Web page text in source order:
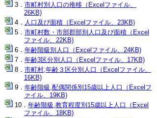
市町村別人口の推移（Excelファイル、
26KB)
人口及び面積（Excelファイル、23KB)
市町村数・市部郡部別人口及び面積（Excel
ファイル、22KB)
年齢階級別人口（Excelファイル、24KB)
年齢3区分別人口（Excelファイル、17KB)
市町村,年齢３区分別人口（Excelファイル、
16KB)
年齢階級,配偶関係別15歳以上人口（Excelフ
ァイル、19KB)
年齢階級,教育程度別15歳以上人口（Excel
ファイル、18KB)